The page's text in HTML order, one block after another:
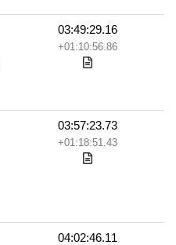
03:49:29.16
+01:10:56.86
03:57:23.73
+01:18:51.43
04:02:46.11